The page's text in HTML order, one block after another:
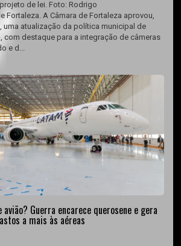
de lei. Foto: Rodrigo
Fortaleza. A Câmara de Fortaleza aprovou,
uma atualização da política municipal de
com destaque para a integração de câmeras
e d...
Guerra encarece querosene e gera
a mais às aéreas